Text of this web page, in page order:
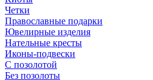
Четки
Православные подарки
Ювелирные изделия
Нательные кресты
Иконы-подвески
С позолотой
Без позолоты